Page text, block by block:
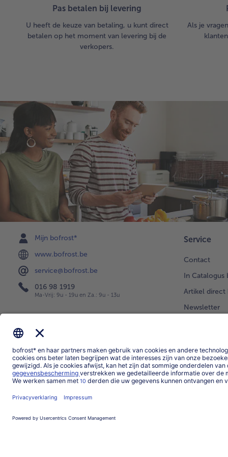
Pas betalen bij levering
U heeft de keuze van betaling, u kunt direct
betalen op het moment van levering bij de
verkopers.
Als je
Mijn bofrost*
www.bofrost.be
service@bofrost.be
016 98 1919
Ma-Vrij: 9u - 19u en Za.: 9u - 13u
Service
Contact
In Catalogus
Artikel direct
Newsletter